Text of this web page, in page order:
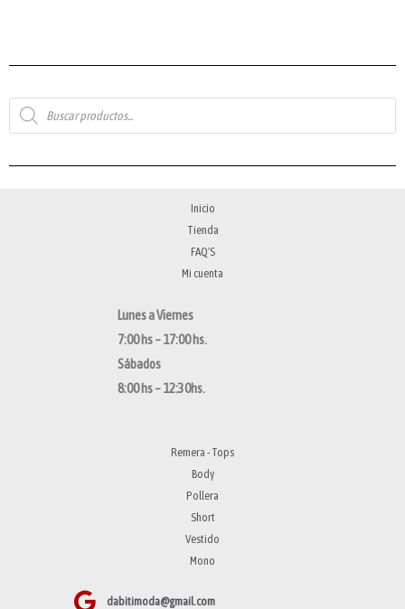
Búsqueda
de
productos
Inicio
Tienda
FAQ'S
Mi cuenta
Lunes a Viernes
7:00 hs – 17:00 hs.
Sábados
8:00 hs – 12:30hs.
Remera - Tops
Body
Pollera
Short
Vestido
Mono
dabitimoda@gmail.com